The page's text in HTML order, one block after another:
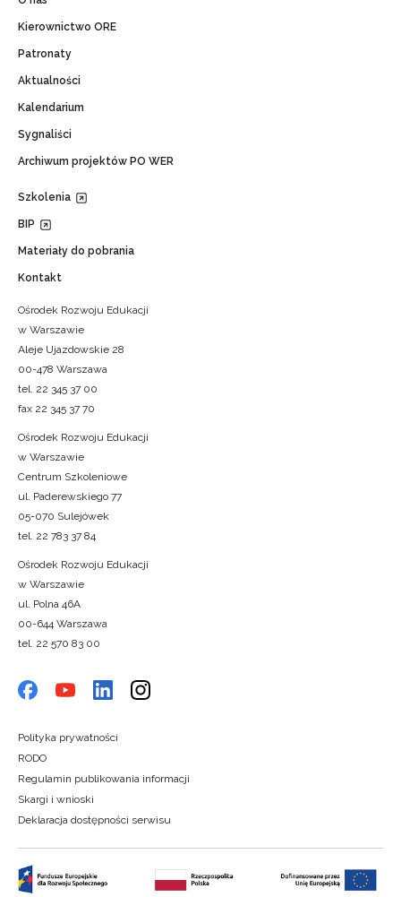
Kierownictwo ORE
Patronaty
Aktualności
Kalendarium
Sygnaliści
Archiwum projektów PO WER
Szkolenia
BIP
Materiały do pobrania
Kontakt
Ośrodek Rozwoju Edukacji
w Warszawie
Aleje Ujazdowskie 28
00-478 Warszawa
tel. 22 345 37 00
fax 22 345 37 70
Ośrodek Rozwoju Edukacji
w Warszawie
Centrum Szkoleniowe
ul. Paderewskiego 77
05-070 Sulejówek
tel. 22 783 37 84
Ośrodek Rozwoju Edukacji
w Warszawie
ul. Polna 46A
00-644 Warszawa
tel. 22 570 83 00
Polityka prywatności
RODO
Regulamin publikowania informacji
Skargi i wnioski
Deklaracja dostępności serwisu